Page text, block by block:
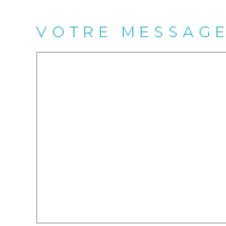
VOTRE MESSAGE